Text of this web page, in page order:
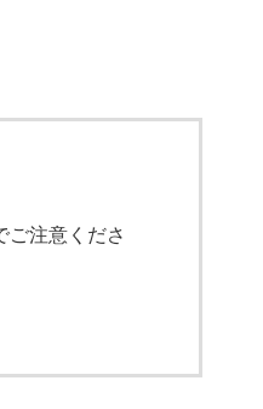
ご注意くださ